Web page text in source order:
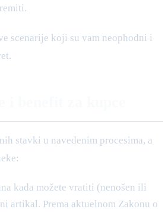
scenarije koji su vam neophodni i
stavki u navedenim procesima, a
kada možete vratiti (nenošen ili
artikal. Prema aktuelnom Zakonu o